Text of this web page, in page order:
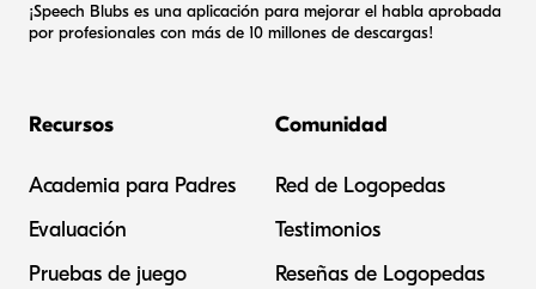
¡Speech Blubs es una aplicación para mejorar el habla aprobada
por profesionales con más de 10 millones de descargas!
Recursos
Academia para Padres
Evaluación
Pruebas de juego
Comunidad
Red de Logopedas
Testimonios
Reseñas de Logopedas